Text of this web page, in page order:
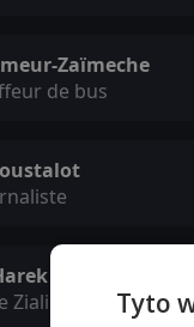
Zaïmeche
de bus
Ziali
Tyto